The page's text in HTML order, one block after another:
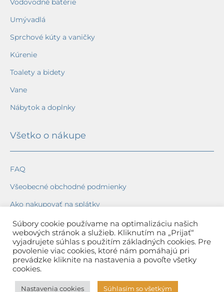
Vodovodné batérie
Umývadlá
Sprchové kúty a vaničky
Kúrenie
Toalety a bidety
Vane
Nábytok a doplnky
Všetko o nákupe
FAQ
Všeobecné obchodné podmienky
Ako nakupovať na splátky
Ochrana osobných údajov
Reklamačný poriadok
Spôsob a cena dopravy
Súbory cookie používame na optimalizáciu našich
webových stránok a služieb. Kliknutím na „Prijať“
vyjadrujete súhlas s použitím základných cookies. Pre
povolenie viac cookies, ktoré nám pomáhajú pri
prevádzke kliknite na nastavenia a povoľte všetky
cookies.
Nastavenia cookies Súhlasím so všetkým